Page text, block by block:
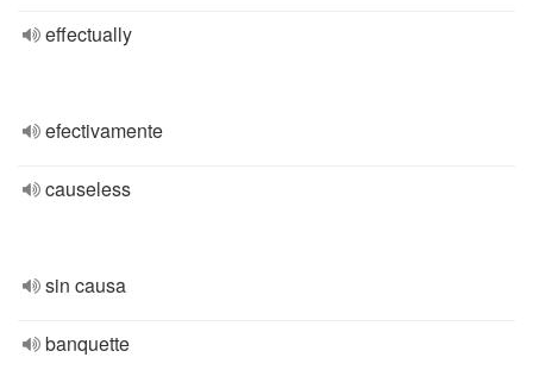
effectually
efectivamente
causeless
sin causa
banquette